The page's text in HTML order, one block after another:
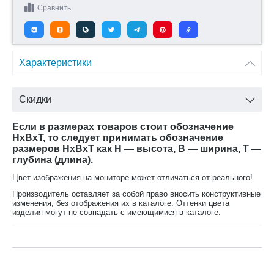
Сравнить
Характеристики
Скидки
Если в размерах товаров стоит обозначение
HxBxT, то следует принимать обозначение
размеров HxBxT как H — высота, B — ширина, T —
глубина (длина).
Цвет изображения на мониторе может отличаться от реального!
Производитель оставляет за собой право вносить конструктивные
изменения, без отображения их в каталоге. Оттенки цвета
изделия могут не совпадать с имеющимися в каталоге.